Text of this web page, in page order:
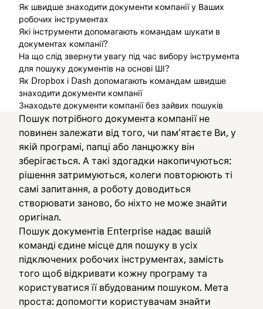
Як швидше знаходити документи компанії у Ваших
робочих інструментах
Які інструменти допомагають командам шукати в
документах компанії?
На що слід звернути увагу під час вибору інструмента
для пошуку документів на основі ШІ?
Як Dropbox і Dash допомагають командам швидше
знаходити документи компанії
Знаходьте документи компанії без зайвих пошуків
Пошук потрібного документа компанії не
повинен залежати від того, чи пам’ятаєте Ви, у
якій програмі, папці або ланцюжку він
зберігається. А такі здогадки накопичуються:
рішення затримуються, колеги повторюють ті
самі запитання, а роботу доводиться
створювати заново, бо ніхто не може знайти
оригінал.
Пошук документів Enterprise надає вашій
команді єдине місце для пошуку в усіх
підключених робочих інструментах, замість
того щоб відкривати кожну програму та
користуватися її вбудованим пошуком. Мета
проста: допомогти користувачам знайти